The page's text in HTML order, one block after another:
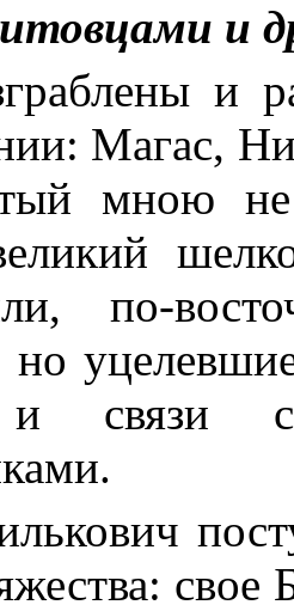
и
и
Магас,
мною не
по-
и связи
свое